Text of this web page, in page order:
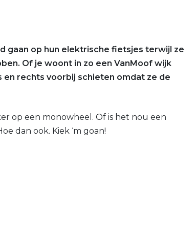
gaan op hun elektrische fietsjes terwijl ze
Of je woont in zo een VanMoof wijk
rechts voorbij schieten omdat ze de
op een monowheel. Of is het nou een
dan ook. Kiek ‘m goan!